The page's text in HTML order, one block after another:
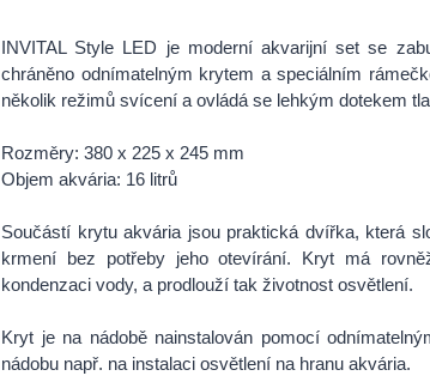
INVITAL Style LED je moderní akvarijní set se
chráněno odnímatelným krytem a speciálním
několik režimů svícení a ovládá se lehkým dotekem
Rozměry: 380 x 225 x 245 mm
Objem akvária: 16 litrů
Součástí krytu akvária jsou praktická dvířka, která
krmení bez potřeby jeho otevírání. Kryt má
kondenzaci vody, a prodlouží tak životnost osvětlení.
Kryt je na nádobě nainstalován pomocí
nádobu např. na instalaci osvětlení na hranu akvária.